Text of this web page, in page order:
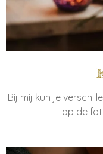
Bij mij kun je
op de